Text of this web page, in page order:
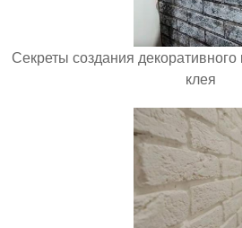
Секреты создания декоративного
клея